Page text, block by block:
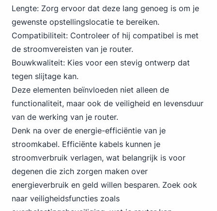
Lengte: Zorg ervoor dat deze lang genoeg is om je
gewenste opstellingslocatie te bereiken.
Compatibiliteit: Controleer of hij compatibel is met
de stroomvereisten van je router.
Bouwkwaliteit: Kies voor een stevig ontwerp dat
tegen slijtage kan.
Deze elementen beïnvloeden niet alleen de
functionaliteit, maar ook de veiligheid en levensduur
van de werking van je router.
Denk na over de energie-efficiëntie van je
stroomkabel. Efficiënte kabels kunnen je
stroomverbruik verlagen, wat belangrijk is voor
degenen die zich zorgen maken over
energieverbruik en geld willen besparen. Zoek ook
naar veiligheidsfuncties zoals